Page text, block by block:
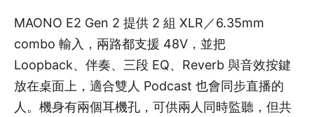
MAONO E2 Gen 2 提供 2 組 XLR／6.35mm
combo 輸入，兩路都支援 48V，並把
Loopback、伴奏、三段 EQ、Reverb 與音效按鍵
放在桌面上，適合雙人 Podcast 也會同步直播的
人。機身有兩個耳機孔，可供兩人同時監聽，但共